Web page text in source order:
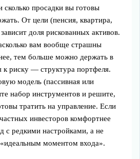
сколько просадки вы готовы
От цели (пенсия, квартира,
доля рискованных активов.
вам вообще страшны
тем больше можно держать в
риску — структура портфеля.
модель (пассивная или
набор инструментов и решите,
тратить на управление. Если
инвесторов комфортнее
с редкими настройками, а не
«идеальным моментом входа».